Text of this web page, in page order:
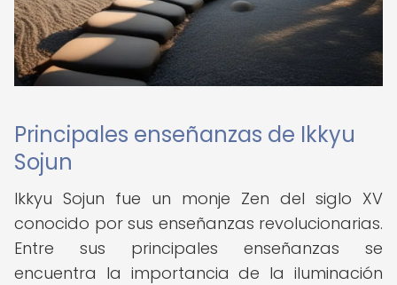
Principales enseñanzas de Ikkyu
Sojun
Ikkyu Sojun fue un monje Zen del siglo XV
conocido por sus enseñanzas revolucionarias.
Entre sus principales enseñanzas se
encuentra la importancia de la iluminación